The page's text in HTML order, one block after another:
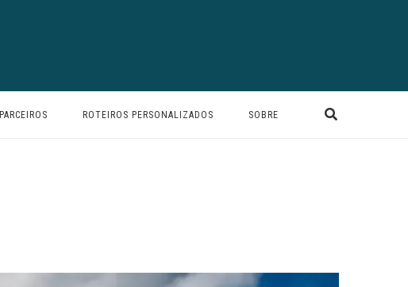
PARCEIROS ROTEIROS PERSONALIZADOS SOBRE